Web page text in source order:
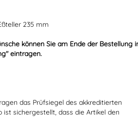
235 mm
können Sie am Ende der Bestellung
eintragen.
das Prüfsiegel des akkreditierten
ist sichergestellt, dass die Artikel den